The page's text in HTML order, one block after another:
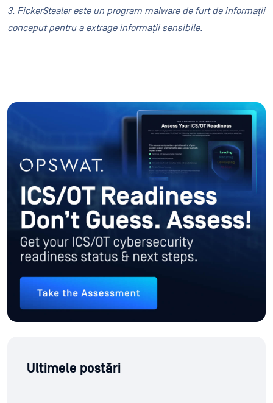
3. FickerStealer este un program malware de furt de informații
conceput pentru a extrage informații sensibile.
Ultimele postări